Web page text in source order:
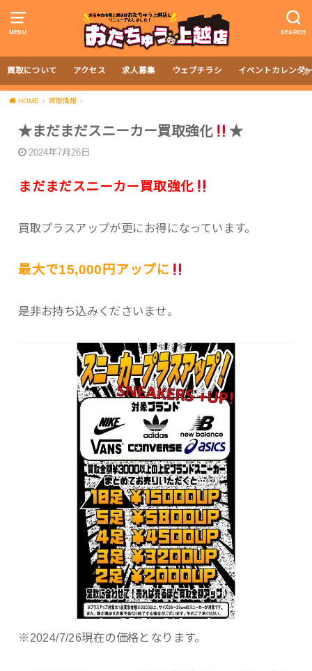
MENU SEARCH
買取について アクセス 求人募集 ウェブチラシ イベントカレンダ
HOME 買取情報
★まだまだスニーカー買取強化 ★
2024年7月26日
まだまだスニーカー買取強化
買取プラスアップが更にお得になっています。
最大で15,000円アップに
是非お持ち込みくださいませ。
※2024/7/26現在の価格となります。